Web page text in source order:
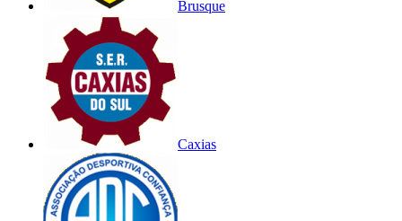
Brusque
Caxias